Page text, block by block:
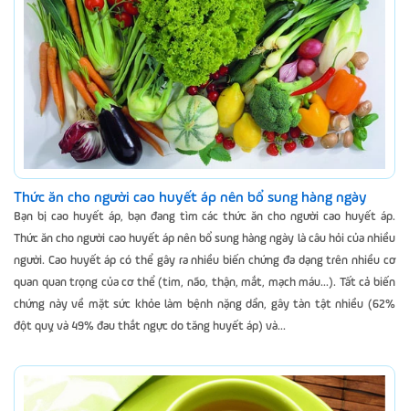
Thức ăn cho người cao huyết áp nên bổ sung hàng ngày
Bạn bị cao huyết áp, bạn đang tìm các thức ăn cho người cao huyết áp.
Thức ăn cho người cao huyết áp nên bổ sung hàng ngày là câu hỏi của nhiều
người. Cao huyết áp có thể gây ra nhiều biến chứng đa dạng trên nhiều cơ
quan quan trọng của cơ thể (tim, não, thận, mắt, mạch máu...). Tất cả biến
chứng này về mặt sức khỏe làm bệnh nặng dần, gây tàn tật nhiều (62%
đột quỵ và 49% đau thắt ngực do tăng huyết áp) và...